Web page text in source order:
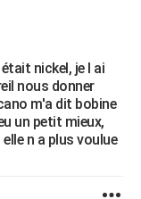
nickel, je l ai
nous donner
m'a dit bobine
un petit mieux,
n a plus voulue